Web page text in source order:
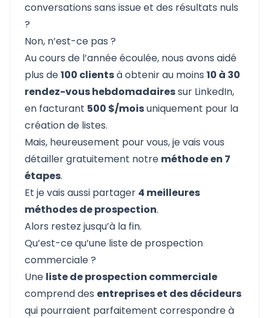
conversations sans issue et des résultats nuls
?
Non, n’est-ce pas ?
Au cours de l’année écoulée, nous avons aidé
plus de100 clientsà obtenir au moins 10 à 30
rendez-vous hebdomadairessur LinkedIn,
en facturant 500 $/moisuniquement pour la
création de listes.
Mais, heureusement pour vous, je vais vous
détailler gratuitement notre méthode en 7
étapes.
Et je vais aussi partager 4 meilleures
méthodes de prospection.
Alors restez jusqu’à la fin.
Qu’est-ce qu’une liste de prospection
commerciale ?
Une liste de prospection commerciale
comprend des entreprises et des décideurs
qui pourraient parfaitement correspondre à